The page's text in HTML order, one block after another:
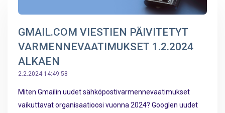
GMAIL.COM VIESTIEN PÄIVITETYT
VARMENNEVAATIMUKSET 1.2.2024
ALKAEN
2.2.2024 14:49:58
Miten Gmailin uudet sähköpostivarmennevaatimukset
vaikuttavat organisaatioosi vuonna 2024? Googlen uudet